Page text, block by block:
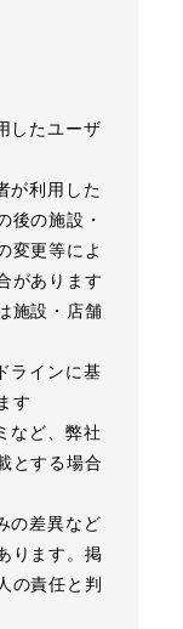
したユーザ
が利用した
後の施設・
変更等によ
があります
施設・店舗
ラインに基
す
など、弊社
とする場合
の差異など
ります。掲
の責任と判